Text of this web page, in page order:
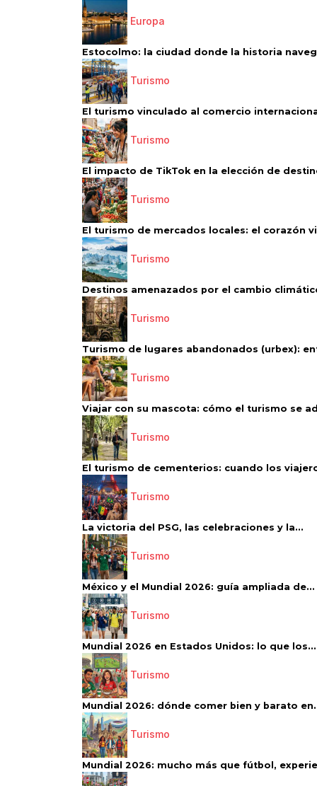
Europa
Estocolmo: la ciudad donde la historia
Turismo
El turismo vinculado al comercio
Turismo
El impacto de TikTok en la elección de
Turismo
El turismo de mercados locales: el corazón
Turismo
Destinos amenazados por el cambio
Turismo
Turismo de lugares abandonados (urbex):
Turismo
Viajar con su mascota: cómo el turismo se
Turismo
El turismo de cementerios: cuando los
Turismo
La victoria del PSG, las celebraciones y la...
Turismo
México y el Mundial 2026: guía ampliada de...
Turismo
Mundial 2026 en Estados Unidos: lo que los...
Turismo
Mundial 2026: dónde comer bien y barato
Turismo
Mundial 2026: mucho más que fútbol,